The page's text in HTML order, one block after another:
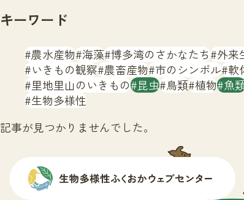
キーワード
農水産物 海藻 博多湾のさかなたち 外来
いきもの観察 農畜産物 市のシンボル 軟
里地里山のいきもの 昆虫 鳥類 植物 魚
生物多様性
記事が見つかりませんでした。